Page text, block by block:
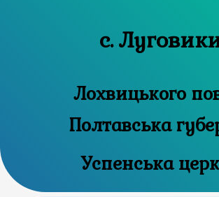
с.
Лохвицького
Полтавська
Успенська